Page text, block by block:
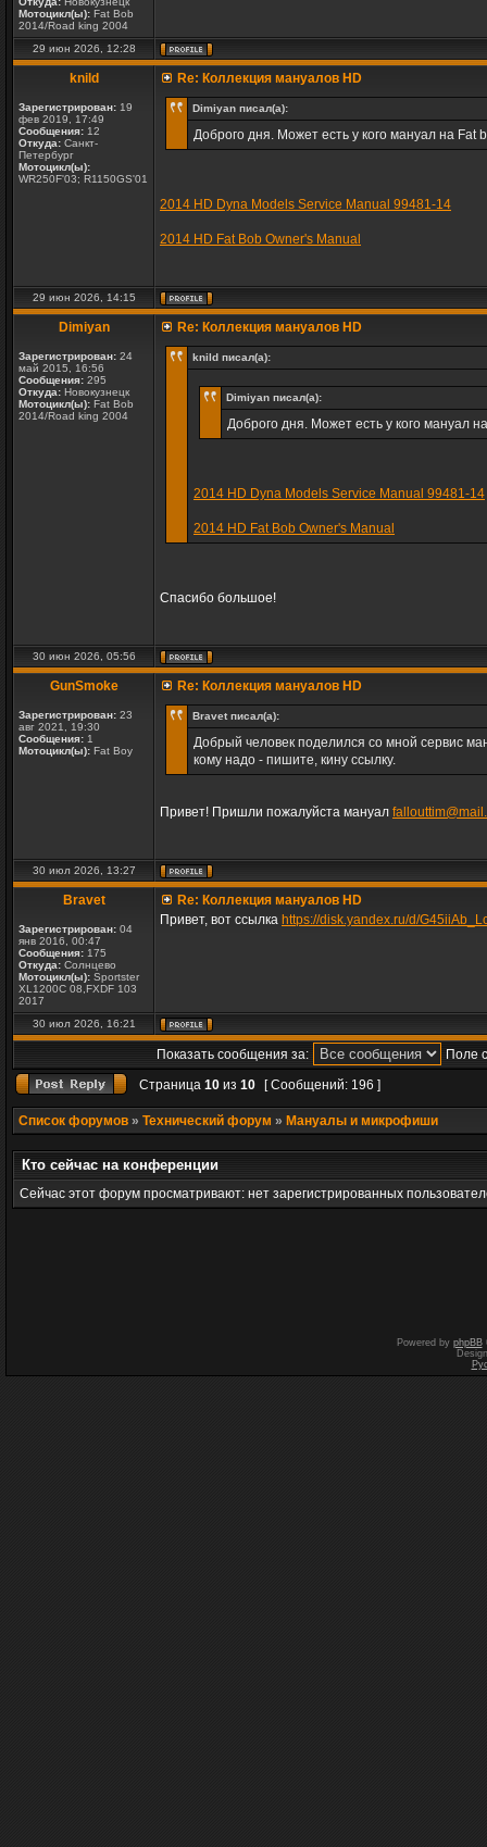
Мотоцикл(ы): Fat Bob
2014/Road king 2004
29 июн 2026, 12:28
knild
Зарегистрирован: 19
фев 2019, 17:49
Сообщения: 12
Откуда: Санкт-
Петербург
Мотоцикл(ы):
WR250F'03; R1150GS'01
Re: Коллекция мануалов HD
Dimiyan писал(а):
Доброго дня. Может есть у кого мануал на Fat
2014 HD Dyna Models Service Manual 99481-14
2014 HD Fat Bob Owner's Manual
29 июн 2026, 14:15
Dimiyan
Зарегистрирован: 24
май 2015, 16:56
Сообщения: 295
Откуда: Новокузнецк
Мотоцикл(ы): Fat Bob
2014/Road king 2004
Re: Коллекция мануалов HD
knild писал(а):
Dimiyan писал(а):
Доброго дня. Может есть у кого мануал
2014 HD Dyna Models Service Manual 99481-14
2014 HD Fat Bob Owner's Manual
Спасибо большое!
30 июн 2026, 05:56
GunSmoke
Зарегистрирован: 23
авг 2021, 19:30
Сообщения: 1
Мотоцикл(ы): Fat Boy
Re: Коллекция мануалов HD
Bravet писал(а):
Добрый человек поделился со мной сервис
кому надо - пишите, кину ссылку.
Привет! Пришли пожалуйста мануал
30 июл 2026, 13:27
Bravet
Зарегистрирован: 04
янв 2016, 00:47
Сообщения: 175
Откуда: Солнцево
Мотоцикл(ы): Sportster
XL1200C 08,FXDF 103
2017
Re: Коллекция мануалов HD
Привет, вот ссылка https://disk.yandex.ru/d/
30 июл 2026, 16:21
Показать сообщения за:
Поле
Страница 10 из 10 [ Сообщений: 196 ]
Список форумов » Технический форум » Мануалы и микрофиши
Кто сейчас на конференции
Сейчас этот форум просматривают: нет зарегистрированных
Powered by phpBB